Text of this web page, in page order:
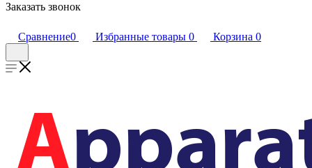
Заказать звонок
Сравнение0 Избранные товары 0 Корзина 0